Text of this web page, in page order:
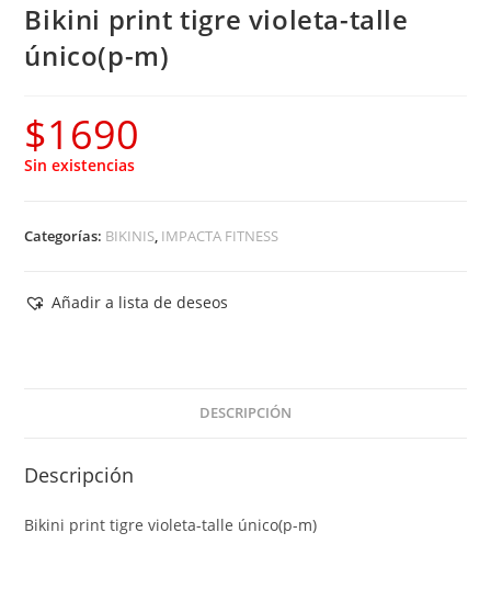
Bikini print tigre violeta-talle
único(p-m)
$1690
Sin existencias
Categorías: BIKINIS, IMPACTA FITNESS
Añadir a lista de deseos
DESCRIPCIÓN
Descripción
Bikini print tigre violeta-talle único(p-m)